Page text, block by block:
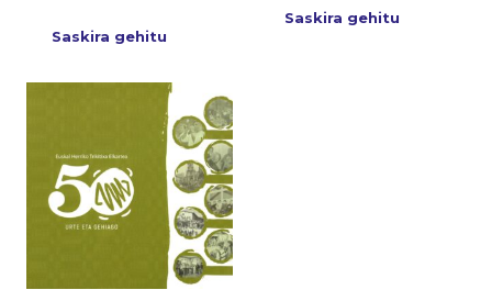
Saskira gehitu
Saskira gehitu